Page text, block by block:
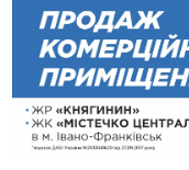
14:35
Не знає
Кишакевич не
кримінального
14:14
У Ворохті
пам'яті оборонця
13:30
ФОТО На